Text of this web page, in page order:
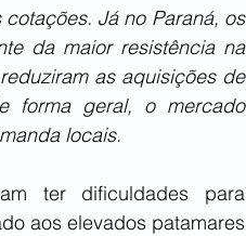
Já no Paraná, os
da maior resistência na
as aquisições de
forma geral, o mercado
locais.
ter dificuldades para
aos elevados patamares